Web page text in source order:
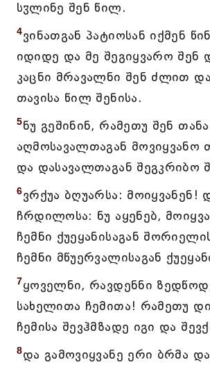
სჳლინე შენ წილ.
4ვინათგან პატიოსან იქმენ
იდიდე და მე შეგიყვარო შენ
კაცნი მრავალნი შენ ძლით
თავისა წილ შენისა.
5ნუ გეშინინ, რამეთუ შენ
აღმოსავალთაგან მოვიყვანო
და დასავალთაგან შეგკრიბო
6ვრქუა ბღუარსა: მოიყვანენ!
ჩრდილოსა: ნუ აყენებ,
ჩემნი ქუეყანისაგან
ჩემნი მწუერვალისაგან
7ყოველნი, რავდენნი
სახელითა ჩემითა! რამეთუ
ჩემისა შევჰმზადე იგი და
8და გამოვიყვანე ერი ბრმა